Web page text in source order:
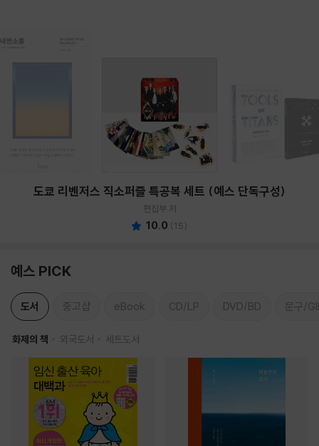
도쿄 리벤저스 직소퍼즐 특공복 세트 (예스 단독구성)
편집부 저
10.0 (15)
예스 PICK
도서 중고샵 eBook CD/LP DVD/BD 문구/
화제의 책 외국도서 세트도서